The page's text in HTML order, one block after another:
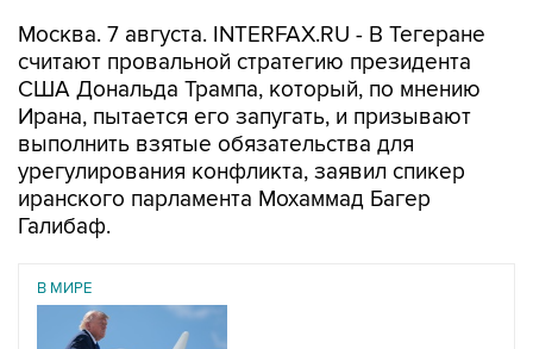
Москва. 7 августа. INTERFAX.RU - В Тегеране
считают провальной стратегию президента
США Дональда Трампа, который, по мнению
Ирана, пытается его запугать, и призывают
выполнить взятые обязательства для
урегулирования конфликта, заявил спикер
иранского парламента Мохаммад Багер
Галибаф.
В МИРЕ